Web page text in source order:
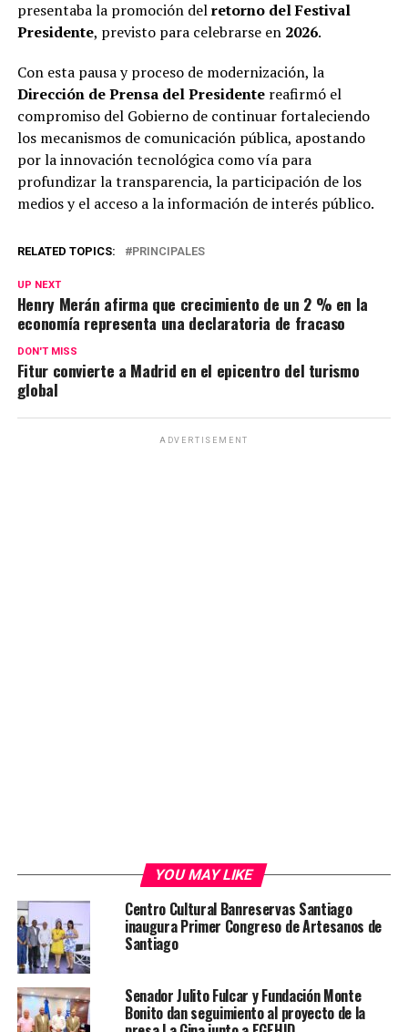
presentaba la promoción delretorno del Festival
Presidente, previsto para celebrarse en 2026.
Con esta pausa y proceso de modernización, la
Dirección de Prensa del Presidentereafirmó el
compromiso del Gobierno de continuar fortaleciendo
los mecanismos de comunicación pública, apostando
por la innovación tecnológica como vía para
profundizar la transparencia, la participación de los
medios y el acceso a la información de interés público.
RELATED TOPICS: PRINCIPALES
UP NEXT
Henry Merán afirma que crecimiento de un 2 % en la
economía representa una declaratoria de fracaso
DON'T MISS
Fitur convierte a Madrid en el epicentro del turismo
global
ADVERTISEMENT
YOU MAY LIKE
Centro Cultural Banreservas Santiago
inaugura Primer Congreso de Artesanos de
Santiago
Senador Julito Fulcar y Fundación Monte
Bonito dan seguimiento al proyecto de la